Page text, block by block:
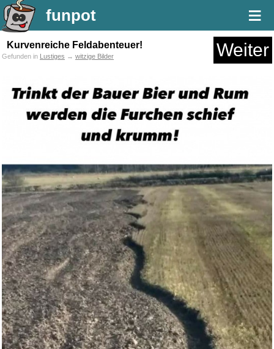
funpot ≡
Kurvenreiche Feldabenteuer! Weiter
Gefunden in Lustiges → witzige Bilder